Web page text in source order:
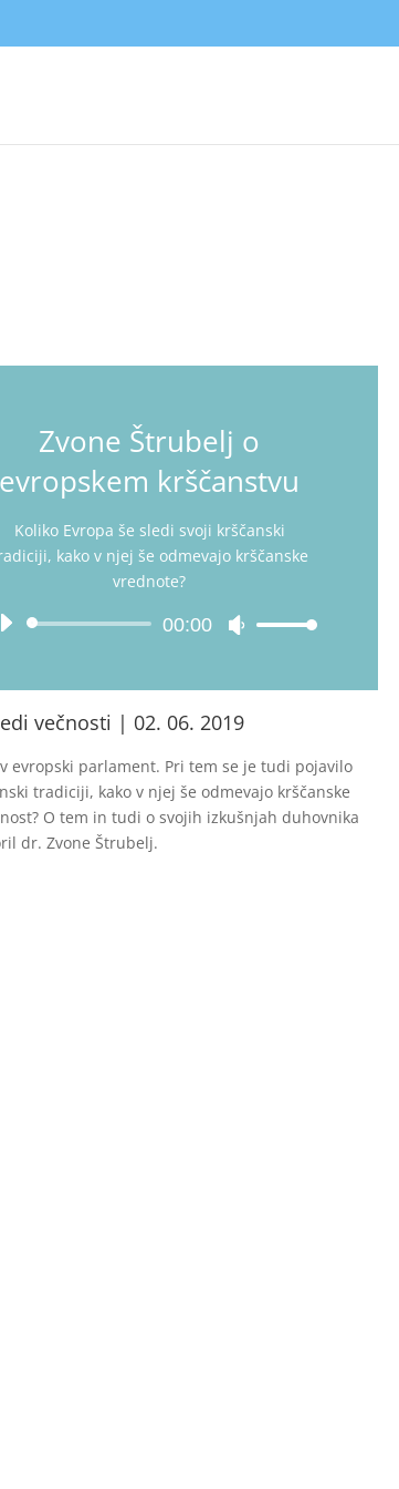
Zvone Štrubelj o
evropskem krščanstvu
Koliko Evropa še sledi svoji krščanski
kako v njej še odmevajo krščanske
vrednote?
Audio-
00:00
Pfeiltasten
zu
regeln.
večnosti | 02. 06. 2019
evropski parlament. Pri tem se je tudi pojavilo
tradiciji, kako v njej še odmevajo krščanske
O tem in tudi o svojih izkušnjah duhovnika
dr. Zvone Štrubelj.